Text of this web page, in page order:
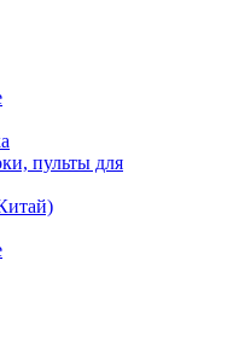
пульты для